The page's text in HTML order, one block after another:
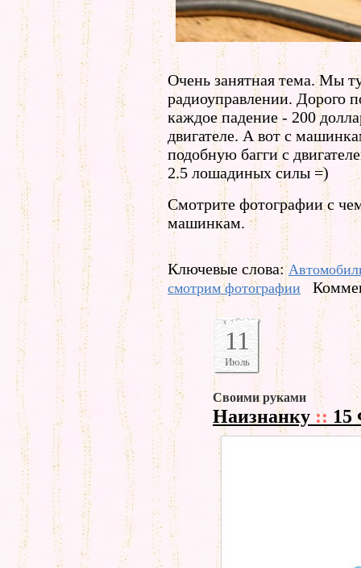
Очень занятная тема. Мы
радиоуправлении. Дорого
каждое падение - 200
двигателе. А вот с
подобную багги с
2.5 лошадиных силы =)
Смотрите фотографии с
машинкам.
Ключевые слова:
смотрим фотографии
11
Июль
Своими руками
Наизнанку :: 15